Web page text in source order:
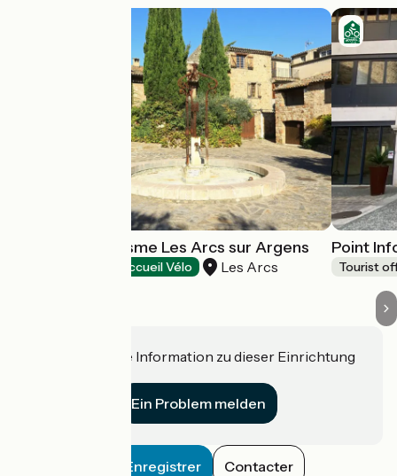
Point Info Tourisme Les Arcs sur Argens
Accueil Vélo Les Arcs
Point
Tourist
Haben Sie eine Information zu dieser Einrichtung
Ein Problem melden
Enregistrer Contacter